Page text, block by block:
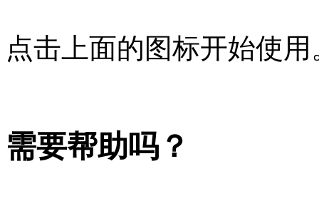
点击上面的图标开始使用
需要帮助吗？